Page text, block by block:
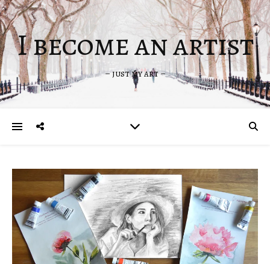
I become an artist
– just my art –